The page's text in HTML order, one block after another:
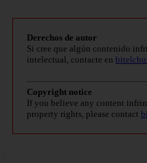
Derechos de autor
Si cree que algún contenido
intelectual, contacte en
Copyright notice
If you believe any content
property rights, please contact